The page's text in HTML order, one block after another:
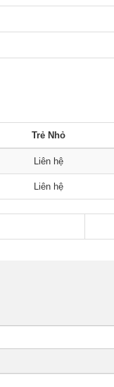
Trẻ Nhỏ
Liên hệ
Liên hệ